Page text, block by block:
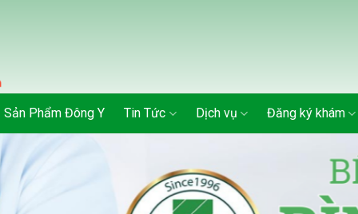
Sản Phẩm Đông Y Tin Tức Dịch vụ Đăng ký khám